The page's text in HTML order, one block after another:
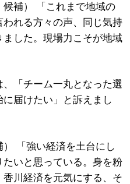
補） 「これまで地域の
れる方々の声、同じ気持
した。現場力こそが地域
「チーム一丸となった選
届けたい」と訴えまし
「強い経済を土台にし
いと思っている。身を粉
川経済を元気にする、そ